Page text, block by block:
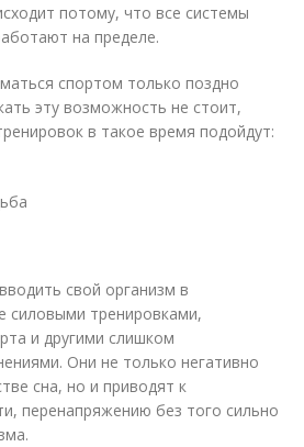
потому, что все системы
на пределе.
спортом только поздно
эту возможность не стоит,
в такое время подойдут:
свой организм в
силовыми тренировками,
и другими слишком
Они не только негативно
сна, но и приводят к
перенапряжению без того сильно